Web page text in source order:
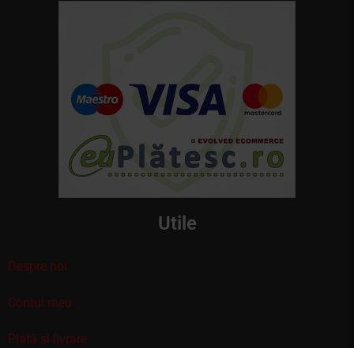
Utile
Despre noi
Contul meu
Plată și livrare